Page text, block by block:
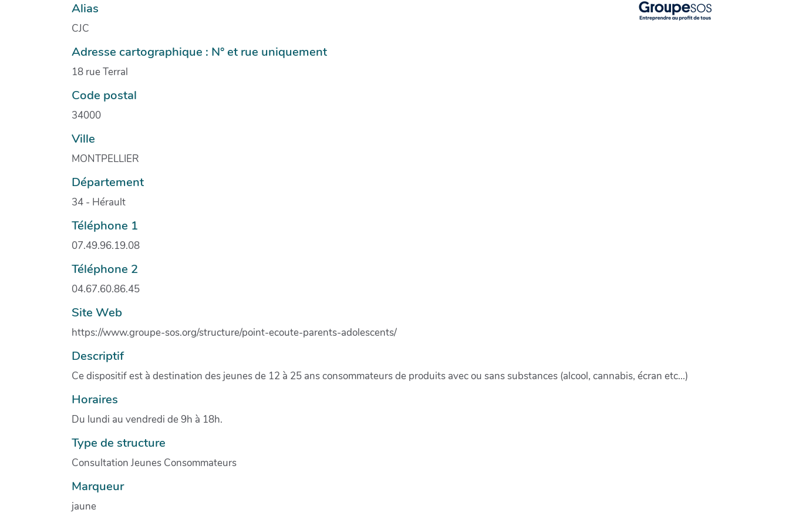
Alias
CJC
Adresse cartographique : N° et rue uniquement
18 rue Terral
Code postal
34000
Ville
MONTPELLIER
Département
34 - Hérault
Téléphone 1
07.49.96.19.08
Téléphone 2
04.67.60.86.45
Site Web
https://www.groupe-sos.org/structure/point-ecoute-parents-adolescents/
Descriptif
Ce dispositif est à destination des jeunes de 12 à 25 ans consommateurs de produits avec ou sans substances (alcool, cannabis, écran etc...)
Horaires
Du lundi au vendredi de 9h à 18h.
Type de structure
Consultation Jeunes Consommateurs
Marqueur
jaune